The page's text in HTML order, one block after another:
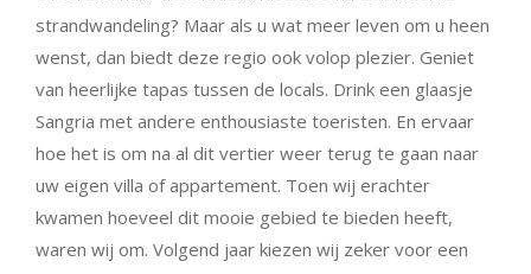
strandwandeling? Maar als u wat meer leven om u heen
wenst, dan biedt deze regio ook volop plezier. Geniet
van heerlijke tapas tussen de locals. Drink een glaasje
Sangria met andere enthousiaste toeristen. En ervaar
hoe het is om na al dit vertier weer terug te gaan naar
uw eigen villa of appartement. Toen wij erachter
kwamen hoeveel dit mooie gebied te bieden heeft,
waren wij om. Volgend jaar kiezen wij zeker voor een